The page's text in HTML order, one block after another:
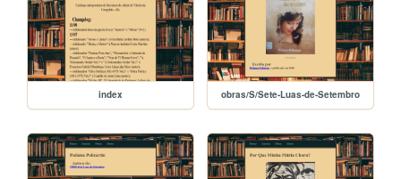
index obras/S/Sete-Luas-de-Setembro